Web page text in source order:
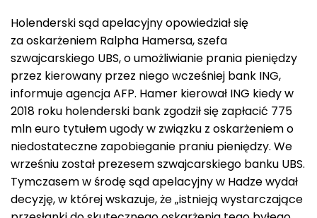
Holenderski sąd apelacyjny opowiedział się
za oskarżeniem Ralpha Hamersa, szefa
szwajcarskiego UBS, o umożliwianie prania pieniędzy
przez kierowany przez niego wcześniej bank ING,
informuje agencja AFP. Hamer kierował ING kiedy w
2018 roku holenderski bank zgodził się zapłacić 775
mln euro tytułem ugody w związku z oskarżeniem o
niedostateczne zapobieganie praniu pieniędzy. We
wrześniu został prezesem szwajcarskiego banku UBS.
Tymczasem w środę sąd apelacyjny w Hadze wydał
decyzję, w której wskazuje, że „istnieją wystarczające